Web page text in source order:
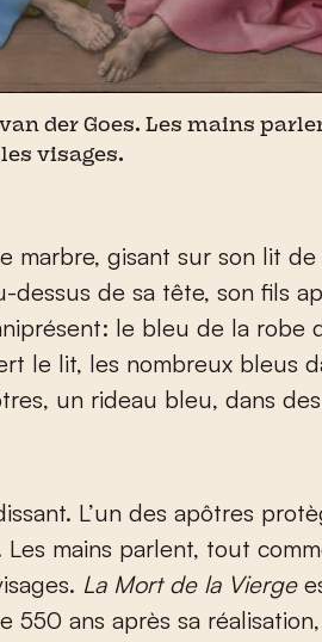
der Goes. Les mains
visages.
marbre, gisant sur son lit
dessus de sa tête, son fils
le bleu de la robe
le lit, les nombreux bleus
un rideau bleu, dans
L’un des apôtres
Les mains parlent, tout
La Mort de la Vierge
550 ans après sa